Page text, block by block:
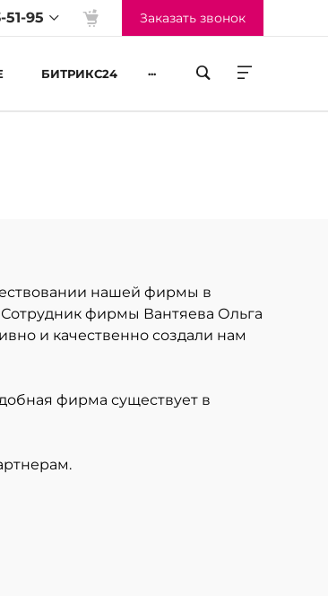
51-95 Заказать звонок
БИТРИКС24 ...
нашей фирмы в
фирмы Вантяева Ольга
и качественно создали нам
фирма существует в